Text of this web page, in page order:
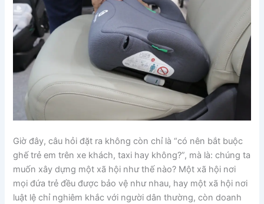
Giờ đây, câu hỏi đặt ra không còn chỉ là “có nên bắt buộc
ghế trẻ em trên xe khách, taxi hay không?”, mà là: chúng ta
muốn xây dựng một xã hội như thế nào? Một xã hội nơi
mọi đứa trẻ đều được bảo vệ như nhau, hay một xã hội nơi
luật lệ chỉ nghiêm khắc với người dân thường, còn doanh